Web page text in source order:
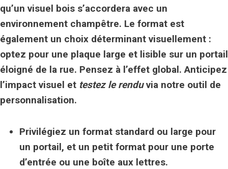
qu’un visuel bois s’accordera avec un
environnement champêtre. Le format est
également un choix déterminant visuellement :
optez pour une plaque large et lisible sur un portail
éloigné de la rue. Pensez à l’effet global.Anticipez
l’impact visuel et testez le renduvia notre outil de
personnalisation.
Privilégiez un format standard ou large pour
un portail, et un petit format pour une porte
d’entrée ou une boîte aux lettres.